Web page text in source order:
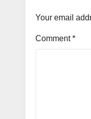
Your email
Comment*